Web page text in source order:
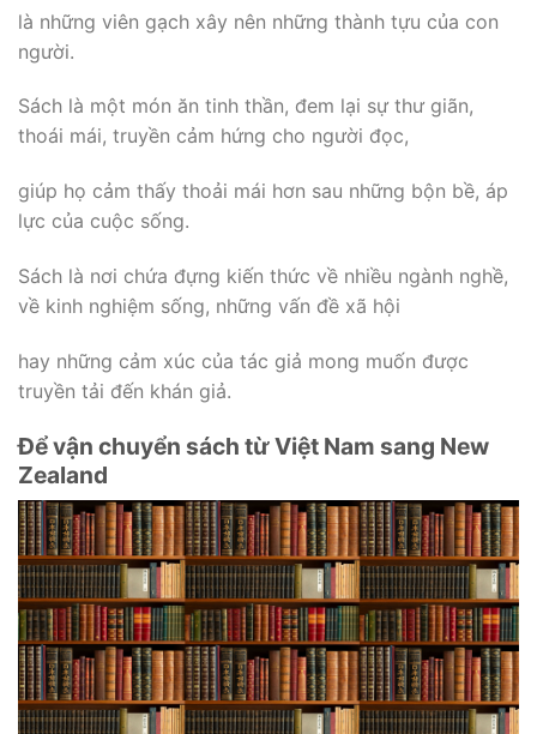
là những viên gạch xây nên những thành tựu của con
người.
Sách là một món ăn tinh thần, đem lại sự thư giãn,
thoái mái, truyền cảm hứng cho người đọc,
giúp họ cảm thấy thoải mái hơn sau những bộn bề, áp
lực của cuộc sống.
Sách là nơi chứa đựng kiến thức về nhiều ngành nghề,
về kinh nghiệm sống, những vấn đề xã hội
hay những cảm xúc của tác giả mong muốn được
truyền tải đến khán giả.
Để vận chuyển sách từ Việt Nam sang New
Zealand